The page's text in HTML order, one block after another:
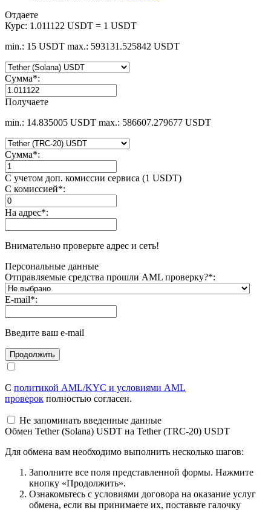
Отдаете
Курс: 1.011122 USDT = 1 USDT
min.: 15 USDT max.: 593131.525842 USDT
Сумма*:
Получаете
min.: 14.835005 USDT max.: 586607.279677 USDT
Сумма*:
С учетом доп. комиссии сервиса (1 USDT)
С комиссией*:
На адрес*:
Внимательно проверьте адрес и сеть!
Персональные данные
Отправляемые средства прошли AML проверку?*:
E-mail*:
Введите ваш e-mail
С политикой AML/KYC и условиями AML
проверок полностью согласен.
Не запоминать введенные данные
Обмен Tether (Solana) USDT на Tether (TRC-20) USDT
Для обмена вам необходимо выполнить несколько шагов:
Заполните все поля представленной формы. Нажмите
кнопку «Продолжить».
Ознакомьтесь с условиями договора на оказание услуг
обмена, если вы принимаете их, поставьте галочку